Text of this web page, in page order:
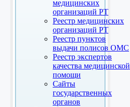
медицинских
организаций РТ
Реестр медицинских
организаций РТ
Реестр пунктов
выдачи полисов ОМС
Реестр экспертов
качества медицинской
помощи
Сайты
государственных
органов